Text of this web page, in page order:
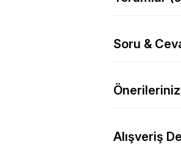
Soru &
Önerileriniz
Alışveriş